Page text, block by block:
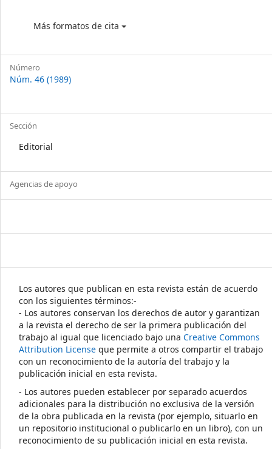
Más formatos de cita
Número
Núm. 46 (1989)
Sección
Editorial
Agencias de apoyo
Los autores que publican en esta revista están de acuerdo
con los siguientes términos:-
- Los autores conservan los derechos de autor y garantizan
a la revista el derecho de ser la primera publicación del
trabajo al igual que licenciado bajo una Creative Commons
Attribution License que permite a otros compartir el trabajo
con un reconocimiento de la autoría del trabajo y la
publicación inicial en esta revista.
- Los autores pueden establecer por separado acuerdos
adicionales para la distribución no exclusiva de la versión
de la obra publicada en la revista (por ejemplo, situarlo en
un repositorio institucional o publicarlo en un libro), con un
reconocimiento de su publicación inicial en esta revista.